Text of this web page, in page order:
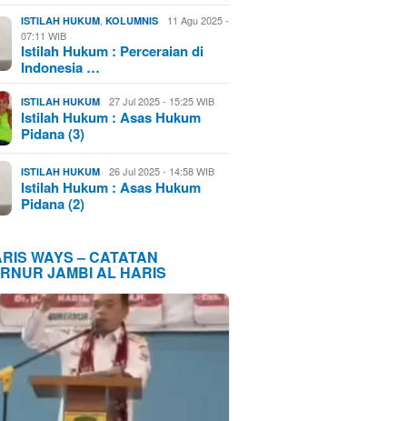
ISTILAH HUKUM ,KOLUMNIS
11 Agu 2025 -
07:11 WIB
Istilah Hukum : Perceraian di
Indonesia …
ISTILAH HUKUM 27 Jul 2025 - 15:25 WIB
Istilah Hukum : Asas Hukum
Pidana (3)
ISTILAH HUKUM 26 Jul 2025 - 14:58 WIB
Istilah Hukum : Asas Hukum
Pidana (2)
WAYS – CATATAN
JAMBI AL HARIS